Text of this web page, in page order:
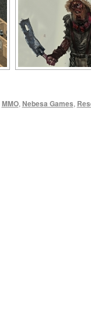
MMO, Nebesa Games,